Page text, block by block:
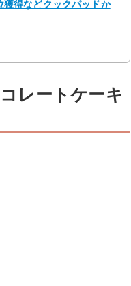
獲得などクックパッドか
レートケーキ